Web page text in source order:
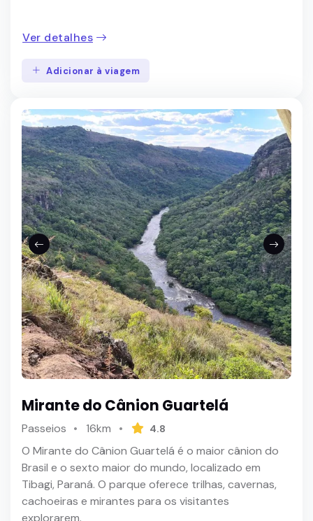
Ver detalhes
Adicionar à viagem
Mirante do Cânion Guartelá
Passeios 16km 4.8
O Mirante do Cânion Guartelá é o maior cânion do
Brasil e o sexto maior do mundo, localizado em
Tibagi, Paraná. O parque oferece trilhas, cavernas,
cachoeiras e mirantes para os visitantes
explorarem.